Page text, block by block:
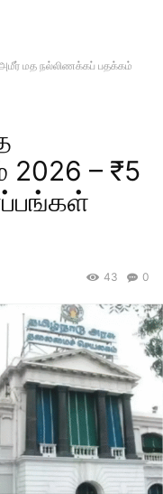
மத நல்லிணக்கப் பதக்கம்
– ₹5
0
43